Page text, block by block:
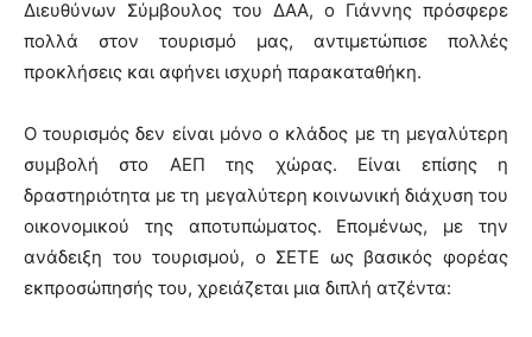
Διευθύνων Σύμβουλος του ΔΑΑ, ο Γιάννης πρόσφερε
πολλά στον τουρισμό μας, αντιμετώπισε πολλές
προκλήσεις και αφήνει ισχυρή παρακαταθήκη.
Ο τουρισμός δεν είναι μόνο ο κλάδος με τη μεγαλύτερη
συμβολή στο ΑΕΠ της χώρας. Είναι επίσης η
δραστηριότητα με τη μεγαλύτερη κοινωνική διάχυση του
οικονομικού της αποτυπώματος. Επομένως, με την
ανάδειξη του τουρισμού, ο ΣΕΤΕ ως βασικός φορέας
εκπροσώπησής του, χρειάζεται μια διπλή ατζέντα: